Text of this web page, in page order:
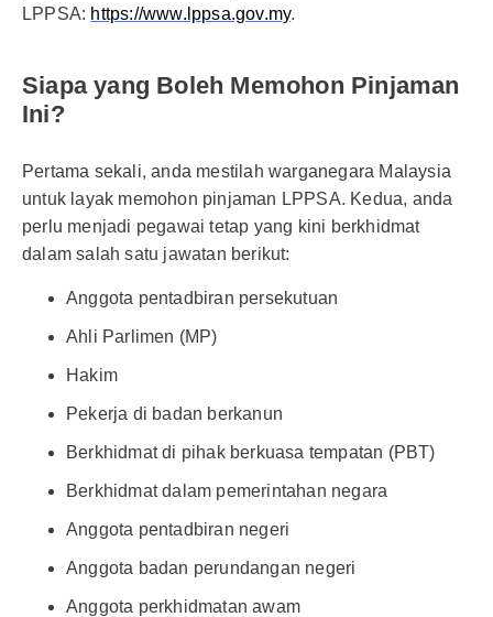
LPPSA: https://www.lppsa.gov.my.
Siapa yang Boleh Memohon Pinjaman
Ini?
Pertama sekali, anda mestilah warganegara Malaysia
untuk layak memohon pinjaman LPPSA. Kedua, anda
perlu menjadi pegawai tetap yang kini berkhidmat
dalam salah satu jawatan berikut:
Anggota pentadbiran persekutuan
Ahli Parlimen (MP)
Hakim
Pekerja di badan berkanun
Berkhidmat di pihak berkuasa tempatan (PBT)
Berkhidmat dalam pemerintahan negara
Anggota pentadbiran negeri
Anggota badan perundangan negeri
Anggota perkhidmatan awam